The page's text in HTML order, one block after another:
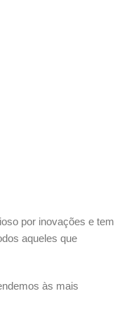
por inovações e tem
aqueles que
às mais